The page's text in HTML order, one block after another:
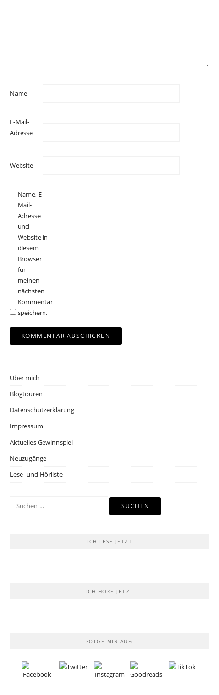
Name
E-Mail-
Adresse
Website
Name, E-
Mail-
Adresse
und
Website in
diesem
Browser
für
meinen
nächsten
Kommentar
speichern.
Über mich
Blogtouren
Datenschutzerklärung
Impressum
Aktuelles Gewinnspiel
Neuzugänge
Lese- und Hörliste
Suchen
ICH LESE JETZT
ICH HÖRE JETZT
FOLGE MIR AUF: